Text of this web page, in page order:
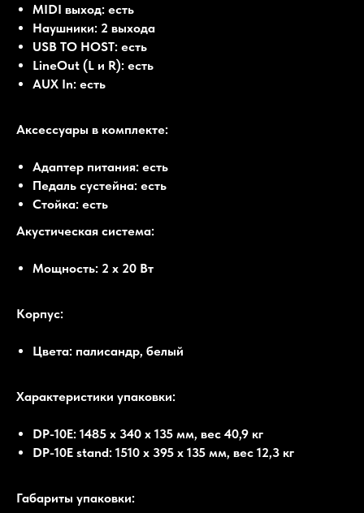
MIDI выход: есть
Наушники: 2 выхода
USB TO HOST: есть
LineOut (L и R): есть
AUX In: есть
Аксессуары в комплекте:
Адаптер питания: есть
Педаль сустейна: есть
Стойка: есть
Акустическая система:
Мощность: 2 x 20 Вт
Корпус:
Цвета: палисандр, белый
Характеристики упаковки:
DP-10E: 1485 x 340 x 135 мм, вес 40,9 кг
DP-10E stand: 1510 x 395 x 135 мм, вес 12,3 кг
Габариты упаковки: